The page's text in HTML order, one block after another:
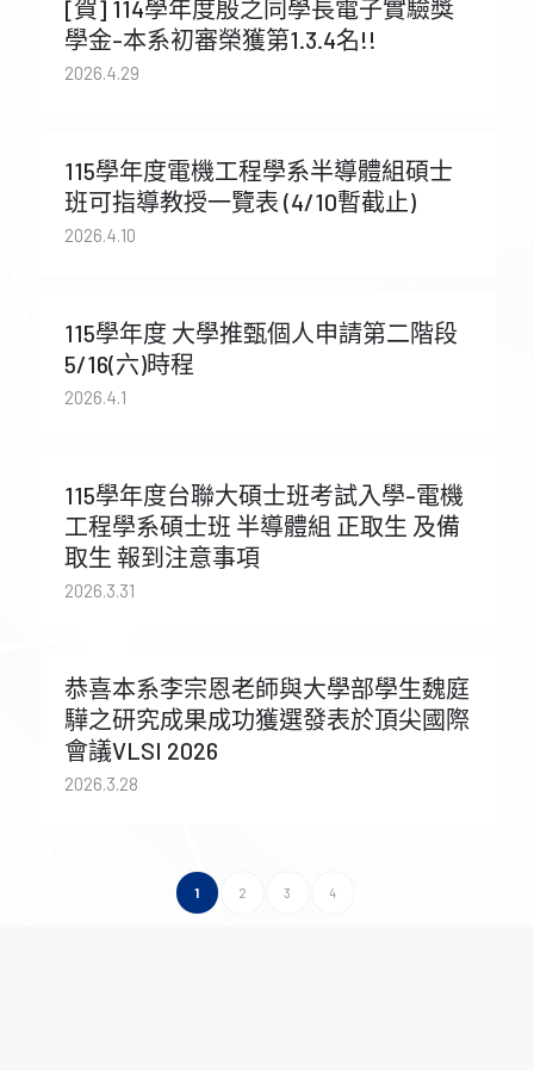
[賀] 114學年度殷之同學長電子實驗獎
學金-本系初審榮獲第1.3.4名!!
2026.4.29
115學年度電機工程學系半導體組碩士
班可指導教授一覽表 (4/10暫截止)
2026.4.10
115學年度 大學推甄個人申請第二階段
5/16(六)時程
2026.4.1
115學年度台聯大碩士班考試入學-電機
工程學系碩士班 半導體組 正取生 及備
取生 報到注意事項
2026.3.31
恭喜本系李宗恩老師與大學部學生魏庭
驊之研究成果成功獲選發表於頂尖國際
會議VLSI 2026
2026.3.28
1 2 3 4